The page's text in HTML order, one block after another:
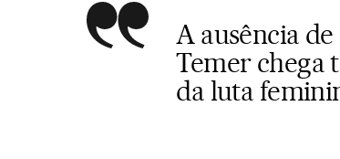
A ausência
Temer chega
da luta